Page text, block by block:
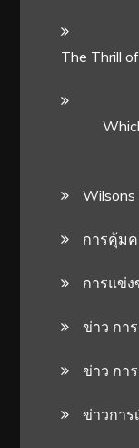
The Thrill
Wilsons
การคุ้ม
การแข่
ข่าว กา
ข่าว กา
ข่าวการ